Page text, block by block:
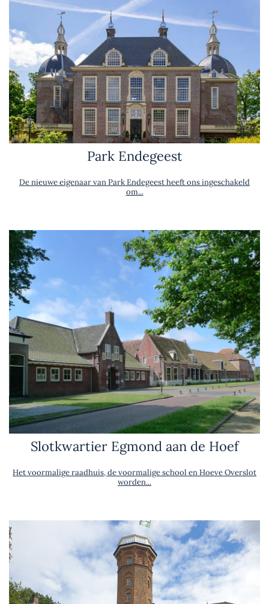
Park Endegeest
De nieuwe eigenaar van Park Endegeest heeft ons ingeschakeld
om...
Slotkwartier Egmond aan de Hoef
Het voormalige raadhuis, de voormalige school en Hoeve Overslot
worden...